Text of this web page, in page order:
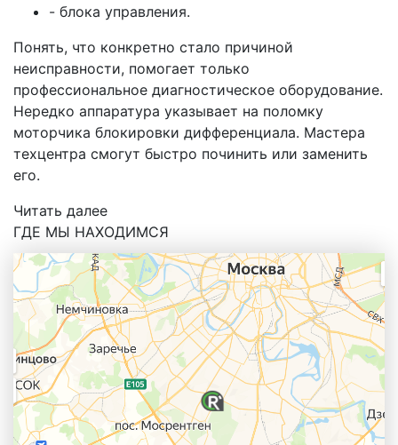
- блока управления.
Понять, что конкретно стало причиной
неисправности, помогает только
профессиональное диагностическое оборудование.
Нередко аппаратура указывает на поломку
моторчика блокировки дифференциала. Мастера
техцентра смогут быстро починить или заменить
его.
Читать далее
ГДЕ МЫ НАХОДИМСЯ